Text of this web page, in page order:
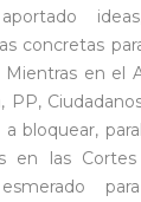
concretas
Mientras en el
PP,
a bloquear,
en las